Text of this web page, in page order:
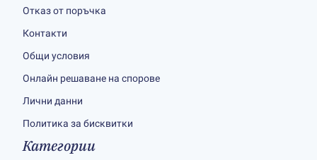
Отказ от поръчка
Контакти
Общи условия
Онлайн решаване на спорове
Лични данни
Политика за бисквитки
Категории